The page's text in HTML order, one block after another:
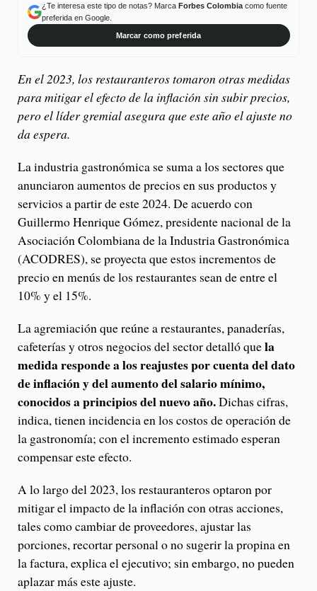
¿Te interesa este tipo de notas? Marca Forbes Colombiacomo fuente
preferida en Google.
Marcar como preferida
En el 2023, los restauranteros tomaron otras medidas
para mitigar el efecto de la inflación sin subir precios,
pero el líder gremial asegura que este año el ajuste no
da espera.
La industria gastronómica se suma a los sectores que
anunciaron aumentos de precios en sus productos y
servicios a partir de este 2024. De acuerdo con
Guillermo Henrique Gómez, presidente nacional de la
Asociación Colombiana de la Industria Gastronómica
(ACODRES), se proyecta que estos incrementos de
precio en menús de los restaurantes sean de entre el
10% y el 15%.
La agremiación que reúne a restaurantes, panaderías,
cafeterías y otros negocios del sector detalló quela
medida responde a los reajustes por cuenta del dato
de inflación y del aumento del salario mínimo,
conocidos a principios del nuevo año.Dichas cifras,
indica, tienen incidencia en los costos de operación de
la gastronomía; con el incremento estimado esperan
compensar este efecto.
A lo largo del 2023, los restauranteros optaron por
mitigar el impacto de la inflación con otras acciones,
tales como cambiar de proveedores, ajustar las
porciones, recortar personal o no sugerir la propina en
la factura, explica el ejecutivo; sin embargo, no pueden
aplazar más este ajuste.